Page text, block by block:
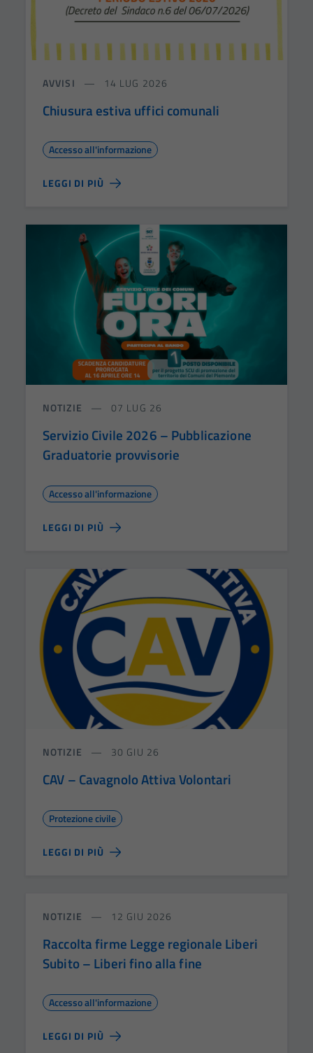
AVVISI 14 LUG 2026
Chiusura estiva uffici comunali
Accesso all'informazione
LEGGI DI PIÙ
NOTIZIE 07 LUG 26
Servizio Civile 2026 – Pubblicazione
Graduatorie provvisorie
Accesso all'informazione
LEGGI DI PIÙ
NOTIZIE 30 GIU 26
CAV – Cavagnolo Attiva Volontari
Protezione civile
LEGGI DI PIÙ
NOTIZIE 12 GIU 2026
Raccolta firme Legge regionale Liberi
Subito – Liberi fino alla fine
Accesso all'informazione
LEGGI DI PIÙ